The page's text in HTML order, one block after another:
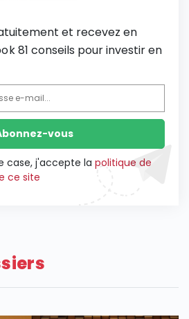
et recevez en
81 conseils pour investir en
case, j'accepte la politique de
ce site